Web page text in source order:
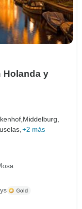
Holanda y
Middelburg,
+2 más